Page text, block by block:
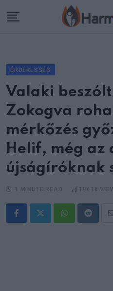
ÉRDEKESSÉG
Valaki
Zokogva
mérkőzés
Helif, még az
újságíróknak
WhatsappReddit